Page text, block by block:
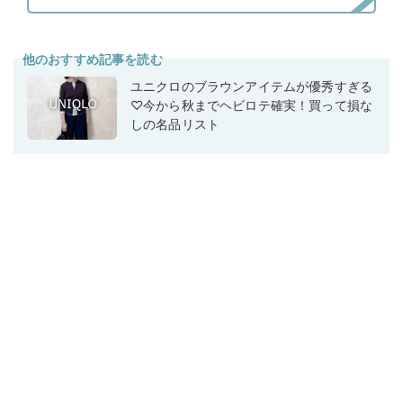
他のおすすめ記事を読む
ユニクロのブラウンアイテムが優秀すぎる
♡今から秋までヘビロテ確実！買って損な
しの名品リスト